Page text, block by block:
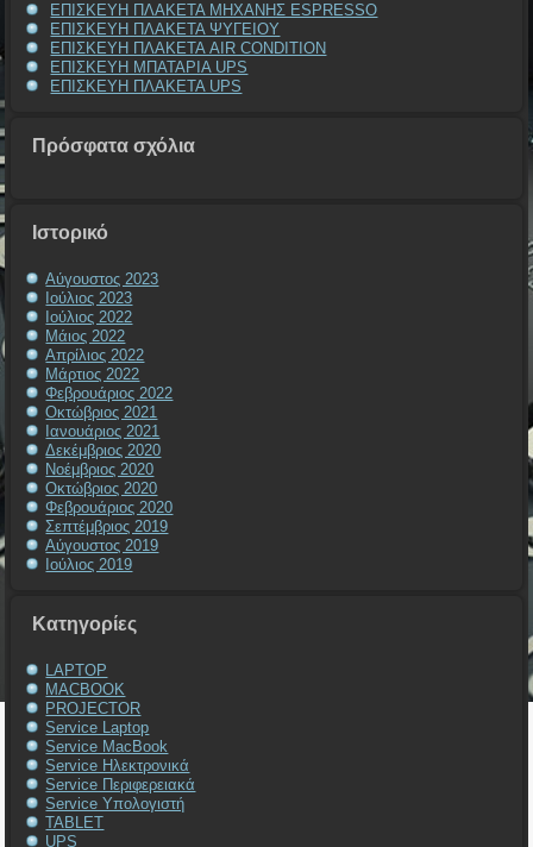
ΕΠΙΣΚΕΥΗ ΠΛΑΚΕΤΑ ΜΗΧΑΝΗΣ ESPRESSO
ΕΠΙΣΚΕΥΗ ΠΛΑΚΕΤΑ ΨΥΓΕΙΟΥ
ΕΠΙΣΚΕΥΗ ΠΛΑΚΕΤΑ AIR CONDITION
ΕΠΙΣΚΕΥΗ ΜΠΑΤΑΡΙΑ UPS
ΕΠΙΣΚΕΥΗ ΠΛΑΚΕΤΑ UPS
Πρόσφατα σχόλια
Ιστορικό
Αύγουστος 2023
Ιούλιος 2023
Ιούλιος 2022
Μάιος 2022
Απρίλιος 2022
Μάρτιος 2022
Φεβρουάριος 2022
Οκτώβριος 2021
Ιανουάριος 2021
Δεκέμβριος 2020
Νοέμβριος 2020
Οκτώβριος 2020
Φεβρουάριος 2020
Σεπτέμβριος 2019
Αύγουστος 2019
Ιούλιος 2019
Kατηγορίες
LAPTOP
MACBOOK
PROJECTOR
Service Laptop
Service MacBook
Service Ηλεκτρονικά
Service Περιφερειακά
Service Υπολογιστή
TABLET
UPS